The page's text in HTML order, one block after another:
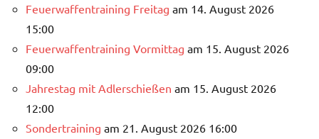
Feuerwaffentraining Freitag am 14. August 2026
15:00
Feuerwaffentraining Vormittag am 15. August 2026
09:00
Jahrestag mit Adlerschießen am 15. August 2026
12:00
Sondertraining am 21. August 2026 16:00